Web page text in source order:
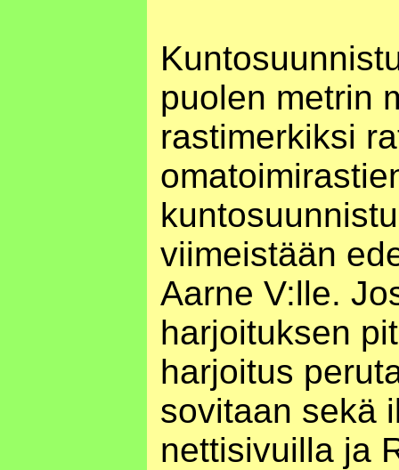
puolen metrin
rastimerkiksi
viimeistään
Aarne V:lle.
harjoituksen
harjoitus
sovitaan sekä
nettisivuilla ja